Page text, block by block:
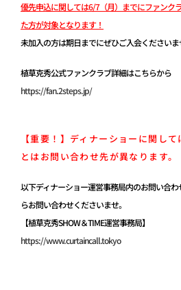
優先申込に関しては6/7（月）までにファンク
た方が対象となります！
未加入の方は期日までにぜひご入会くださいま
植草克秀公式ファンクラブ詳細はこちらから
https://fan.2steps.jp/
【重要！】ディナーショーに関し
とはお問い合わせ先が異なります。
以下ディナーショー運営事務局内のお問い合
らお問い合わせくださいませ。
【植草克秀SHOW＆TIME運営事務局】
https://www.curtaincall.tokyo